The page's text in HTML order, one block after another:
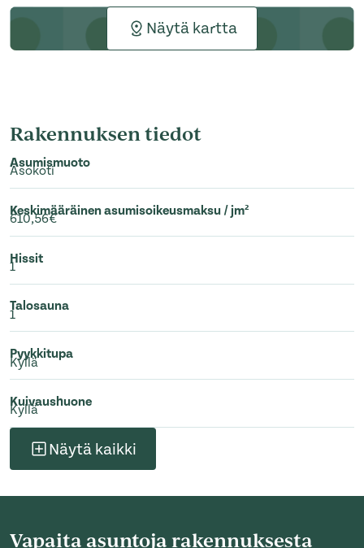
Näytä kartta
Rakennuksen tiedot
Asumismuoto
Asokoti
Keskimääräinen asumisoikeusmaksu / jm²
610,56€
Hissit
1
Talosauna
1
Pyykkitupa
Kyllä
Kuivaushuone
Kyllä
Näytä kaikki
Vapaita asuntoja rakennuksesta